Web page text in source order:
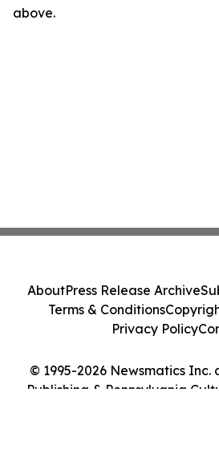
above.
© 1995-2026 Newsmatics Inc.
Publishing & Pennsylvania
AboutPress Release Archive
Terms & Conditions
Privacy Policy